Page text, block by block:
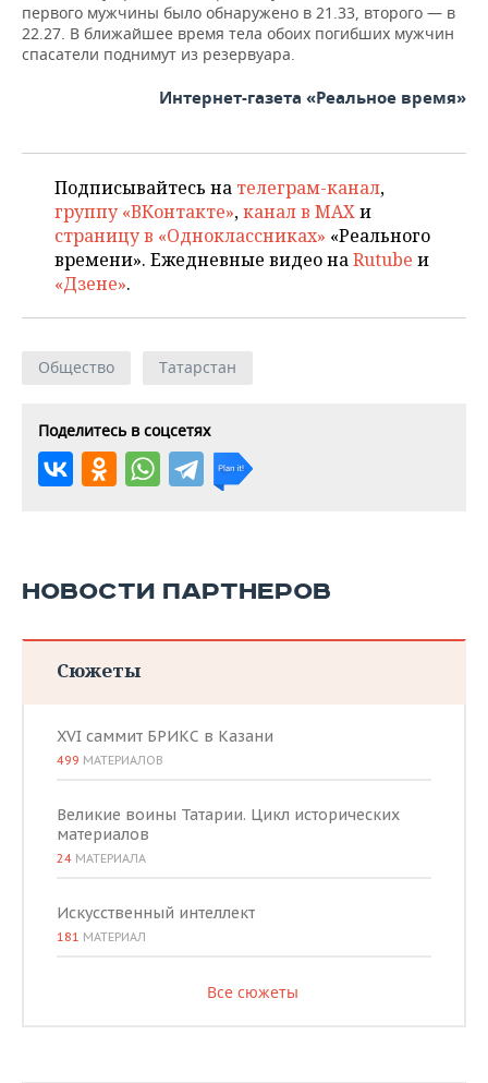
первого мужчины было обнаружено в 21.33, второго — в
22.27. В ближайшее время тела обоих погибших мужчин
спасатели поднимут из резервуара.
Интернет-газета «Реальное время»
Подписывайтесь на телеграм-канал,
группу «ВКонтакте»,канал в MAXи
страницу в «Одноклассниках» «Реального
времени». Ежедневные видео наRutube и
«Дзене».
Общество Татарстан
Поделитесь в соцсетях
НОВОСТИ ПАРТНЕРОВ
Сюжеты
XVI саммит БРИКС в Казани
499 МАТЕРИАЛОВ
Великие воины Татарии. Цикл исторических
материалов
24 МАТЕРИАЛА
Искусственный интеллект
181 МАТЕРИАЛ
Все сюжеты